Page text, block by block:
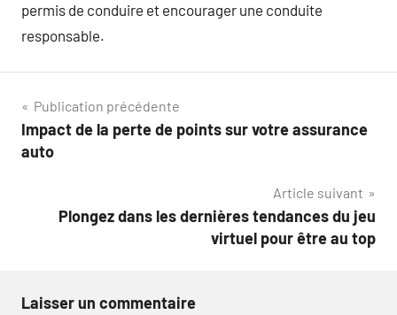
permis de conduire et encourager une conduite
responsable.
Navigation
de
Publication précédente
Impact de la perte de points sur votre assurance
auto
Article suivant
Plongez dans les dernières tendances du jeu
virtuel pour être au top
Laisser un commentaire